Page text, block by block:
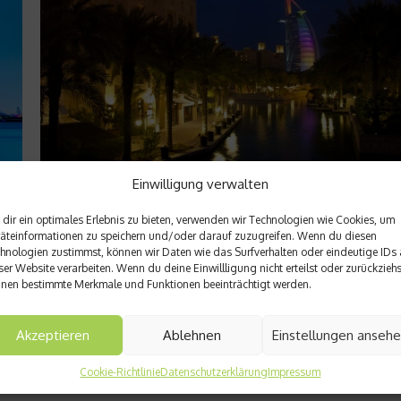
Einwilligung verwalten
dir ein optimales Erlebnis zu bieten, verwenden wir Technologien wie Cookies, um
zu speichern und/oder darauf zuzugreifen. Wenn du diesen
zustimmst, können wir Daten wie das Surfverhalten oder eindeutige IDs
Website verarbeiten. Wenn du deine Einwillligung nicht erteilst oder
bestimmte Merkmale und Funktionen beeinträchtigt werden.
Akzeptieren Ablehnen Einstellungen
Cookie-RichtlinieDatenschutzerklärungImpressum
Leben & Genuss
Megacity Dubai – Das Burj Al Arab
Dubai ist die größte Stadt der Vereinigten Arabischen Emirate
bekannt für seinen Luxus. Dazu trägt auch das Burj Al Arab bei
es wird inoffiziell als 7-Sterne-Hotel bezeichnet. Aber was
Urban Life hat einige beeindruckende Fakten
...
Weiterlesen